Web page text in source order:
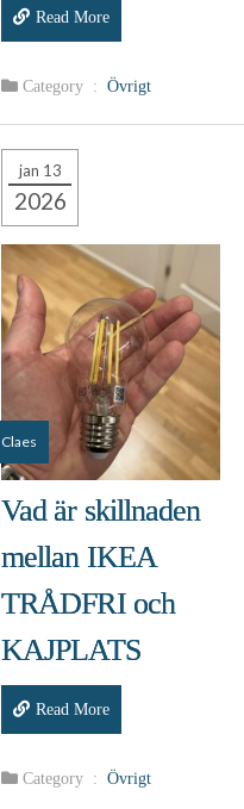
Read More
Category : Övrigt
jan 13
2026
Claes
Vad är skillnaden
mellan IKEA
TRÅDFRI och
KAJPLATS
Read More
Category : Övrigt